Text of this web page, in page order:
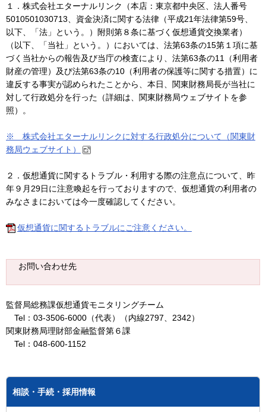
１．株式会社エターナルリンク（本店：東京都中央区、法人番号
5010501030713、資金決済に関する法律（平成21年法律第59号、
以下、「法」という。）附則第８条に基づく仮想通貨交換業者）
（以下、「当社」という。）においては、法第63条の15第１項に基
づく当社からの報告及び当庁の検査により、法第63条の11（利用者
財産の管理）及び法第63条の10（利用者の保護等に関する措置）に
違反する事実が認められたことから、本日、関東財務局長が当社に
対して行政処分を行った（詳細は、関東財務局ウェブサイトを参
照）。
※ 株式会社エターナルリンクに対する行政処分について（関東財
務局ウェブサイト）
２．仮想通貨に関するトラブル・利用する際の注意点について、昨
年９月29日に注意喚起を行っておりますので、仮想通貨の利用者の
みなさまにおいては今一度確認してください。
仮想通貨に関するトラブルにご注意ください。
お問い合わせ先
監督局総務課仮想通貨モニタリングチーム
Tel：03-3506-6000（代表）（内線2797、2342）
関東財務局理財部金融監督第６課
Tel：048-600-1152
相談・手続・採用情報